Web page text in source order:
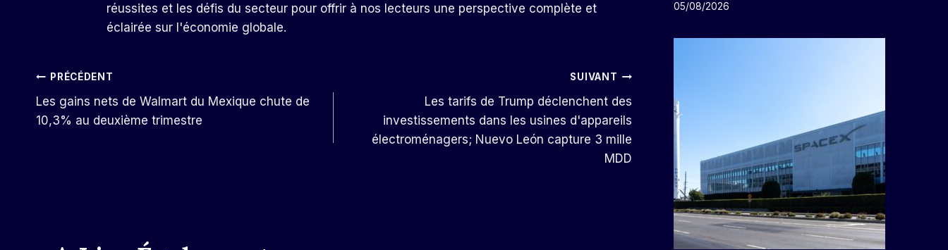
réussites et les défis du secteur pour offrir à nos lecteurs une perspective complète et
éclairée sur l'économie globale.
Navigation
De
PRÉCÉDENT
Les gains nets de Walmart du Mexique chute de
10,3% au deuxième trimestre
SUIVANT
Les tarifs de Trump déclenchent des
investissements dans les usines d'appareils
électroménagers; Nuevo León capture 3 mille
MDD
05/08/2026